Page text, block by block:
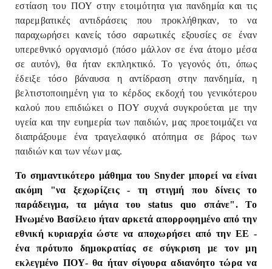
εστίαση του ΠΟΥ στην ετοιμότητα για πανδημία και τις
παρεμβατικές αντιδράσεις που προκλήθηκαν, το να
παραχωρήσει κανείς τόσο σαρωτικές εξουσίες σε έναν
υπερεθνικό οργανισμό (πόσο μάλλον σε ένα άτομο μέσα
σε αυτόν), θα ήταν εκπληκτικό. Το γεγονός ότι, όπως
έδειξε τόσο βάναυσα η αντίδραση στην πανδημία, η
βελτιστοποιημένη για το κέρδος εκδοχή του γενικότερου
καλού που επιδιώκει ο ΠΟΥ συχνά συγκρούεται με την
υγεία και την ευημερία των παιδιών, μας προετοιμάζει να
διαπράξουμε ένα τραγελαφικό ατόπημα σε βάρος των
παιδιών και των νέων μας.
Το σημαντικότερο μάθημα του Snyder μπορεί να είναι
ακόμη "να ξεχωρίζεις - τη στιγμή που δίνεις το
παράδειγμα, τα μάγια του status quo σπάνε". Το
Ηνωμένο Βασίλειο ήταν αρκετά απορροφημένο από την
εθνική κυριαρχία ώστε να αποχωρήσει από την ΕΕ -
ένα πρότυπο δημοκρατίας σε σύγκριση με τον μη
εκλεγμένο ΠΟΥ- θα ήταν σίγουρα αδιανόητο τώρα να